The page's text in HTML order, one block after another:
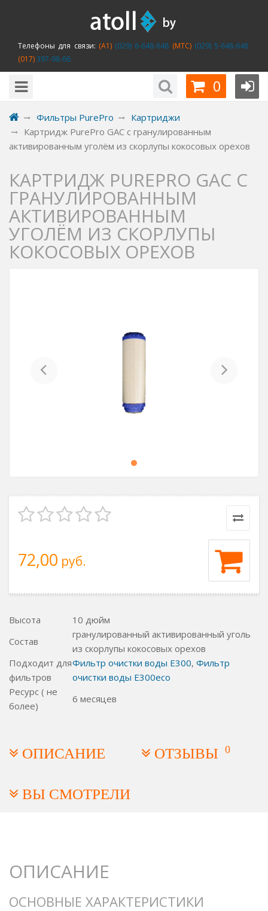
Телефоны для связи: (A1)(029) 6-648-648 (MTC)(029) 5-648-648
(017)397-98-66
0
Фильтры PurePro
Картриджи
Картридж PurePro GAC с гранулированным
активированным уголём из скорлупы кокосовых орехов
КАРТРИДЖ PUREPRO GAC С
ГРАНУЛИРОВАННЫМ
АКТИВИРОВАННЫМ
УГОЛЁМ ИЗ СКОРЛУПЫ
КОКОСОВЫХ ОРЕХОВ
72,00 руб.
Высота
10 дюйм
Состав
гранулированный активированный уголь
из скорлупы кокосовых орехов
Подходит для
фильтров
Фильтр очистки воды E300, Фильтр
очистки воды E300eco
Ресурс ( не
более)
6 месяцев
ОПИСАНИЕ ОТЗЫВЫ 0
ВЫ СМОТРЕЛИ
ОПИСАНИЕ
ОСНОВНЫЕ ХАРАКТЕРИСТИКИ